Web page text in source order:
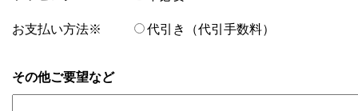
お支払い方法※ 代引き（代引手数料）
その他ご要望など